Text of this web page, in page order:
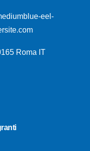
eel-
Roma IT